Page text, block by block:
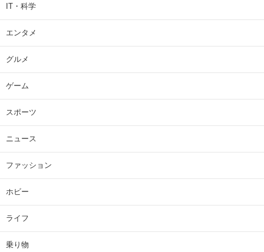
IT・科学
エンタメ
グルメ
ゲーム
スポーツ
ニュース
ファッション
ホビー
ライフ
乗り物